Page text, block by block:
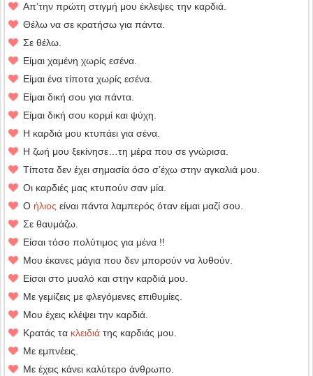
Απ’την πρώτη στιγμή μου έκλεψες την καρδιά.
Θέλω να σε κρατήσω για πάντα.
Σε θέλω.
Είμαι χαμένη χωρίς εσένα.
Είμαι ένα τίποτα χωρίς εσένα.
Είμαι δική σου για πάντα.
Είμαι δική σου κορμί και ψύχη.
Η καρδιά μου κτυπάει για σένα.
Η ζωή μου ξεκίνησε…τη μέρα που σε γνώρισα.
Τίποτα δεν έχει σημασία όσο σ’έχω στην αγκαλιά μου.
Οι καρδιές μας κτυπούν σαν μία.
Ο ήλιος είναι πάντα λαμπερός όταν είμαι μαζί σου.
Σε θαυμάζω.
Είσαι τόσο πολύτιμος για μένα !!
Μου έκανες μάγια που δεν μπορούν να λυθούν.
Είσαι στο μυαλό και στην καρδιά μου.
Με γεμίζεις με φλεγόμενες επιθυμίες.
Μου έχεις κλέψει την καρδιά.
Κρατάς τα κλειδιά της καρδιάς μου.
Με εμπνέεις.
Με έχεις κάνει καλύτερο άνθρωπο.